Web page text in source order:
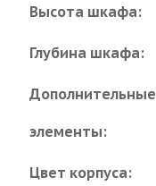
Высота шкафа:
Глубина шкафа:
Дополнительные
элементы:
Цвет корпуса: